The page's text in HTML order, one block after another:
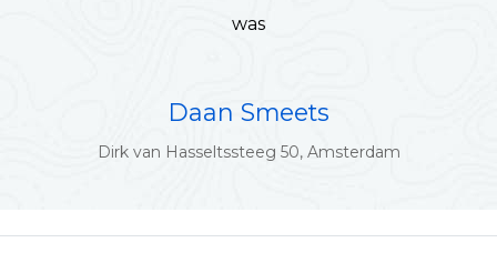
was
Daan Smeets
Dirk van Hasseltssteeg 50, Amsterdam